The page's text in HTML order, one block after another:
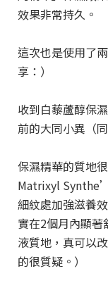
效果非常持久。
這次也是使用了
享：）
收到白藜蘆醇保
前的大同小異（同
保濕精華的質地
Matrixyl
細紋處加強滋養
實在2個月內顯
液質地，真可以
的很質疑。）